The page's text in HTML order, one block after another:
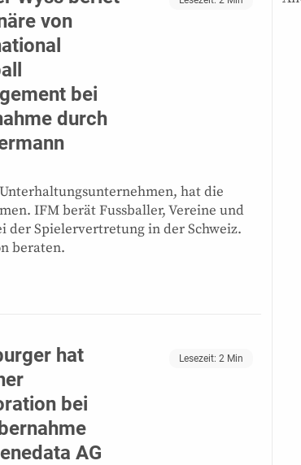
von
bei
durch
hat die
IFM berät Fussballer, Vereine und
der Spielervertretung in der Schweiz.
beraten.
hat
bei
AG
Lesezeit: 2 Min